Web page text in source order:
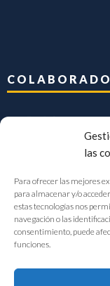
las
Para ofrecer las mejores
para almacenar y/o
estas tecnologías nos
navegación o las
consentimiento, puede
funciones.